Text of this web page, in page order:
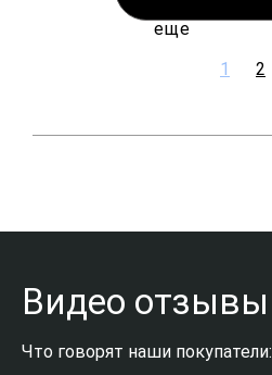
1 2
Видео отзывы
Что говорят наши покупатели: